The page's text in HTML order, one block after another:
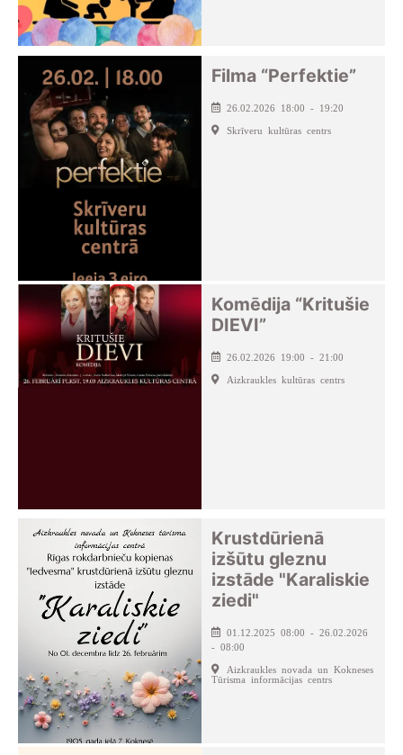
Filma “Perfektie”
26.02.2026 18:00 - 19:20
Skrīveru kultūras centrs
Komēdija “Kritušie
DIEVI”
26.02.2026 19:00 - 21:00
Aizkraukles kultūras centrs
Krustdūrienā
izšūtu gleznu
izstāde "Karaliskie
ziedi"
01.12.2025 08:00 - 26.02.2026
- 08:00
Aizkraukles novada un Kokneses
Tūrisma informācijas centrs